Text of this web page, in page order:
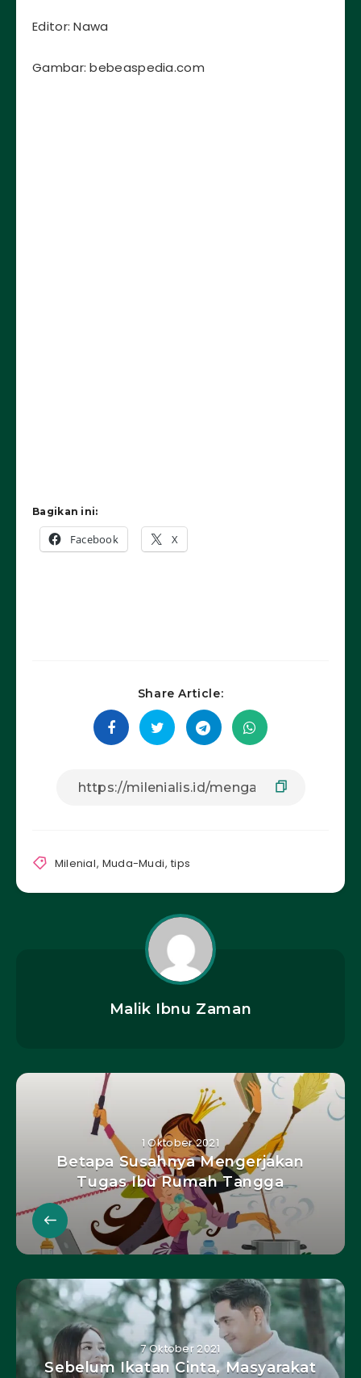
Editor: Nawa
Gambar: bebeaspedia.com
Bagikan ini:
Facebook X
Share Article:
Milenial, Muda-Mudi, tips
Malik Ibnu Zaman
1 Oktober 2021
Betapa Susahnya Mengerjakan
Tugas Ibu Rumah Tangga
7 Oktober 2021
Sebelum Ikatan Cinta, Masyarakat